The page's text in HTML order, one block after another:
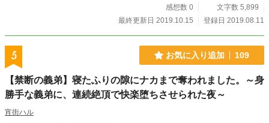
感想数 0
文字数 5,899
最終更新日 2019.10.15
登録日 2019.08.11
5 お気に入り追加 109
【禁断の義弟】寝たふりの隙にナカまで奪われました。～身
勝手な義弟に、連続絶頂で快楽堕ちさせられた夜～
宵街ハル